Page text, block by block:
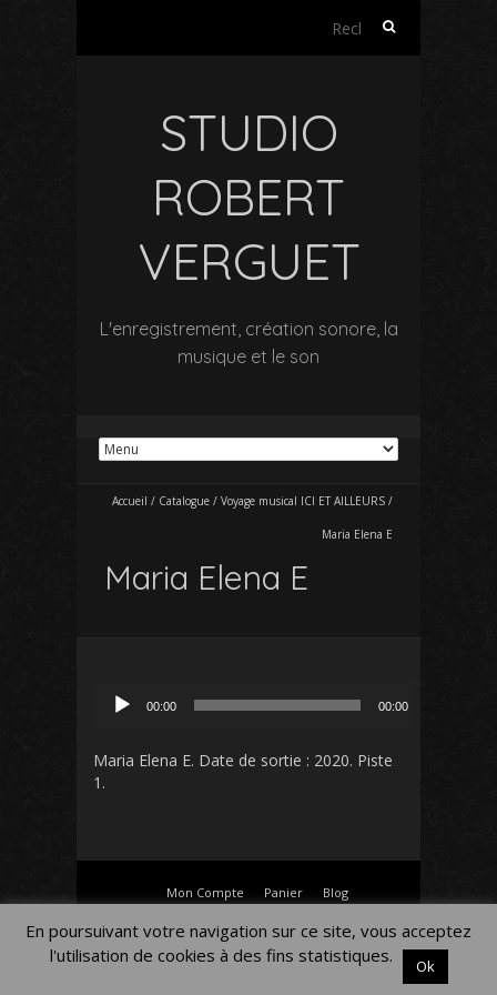
Rechercher :
STUDIO
ROBERT
VERGUET
L'enregistrement, création sonore, la
musique et le son
Accueil / Catalogue / Voyage musical ICI ET AILLEURS /
Maria Elena E
Maria Elena E
00:00 00:00
Maria Elena E. Date de sortie : 2020. Piste
1.
Mon Compte Panier
Blog
En poursuivant votre navigation sur ce site, vous acceptez
l'utilisation de cookies à des fins statistiques.
Ok